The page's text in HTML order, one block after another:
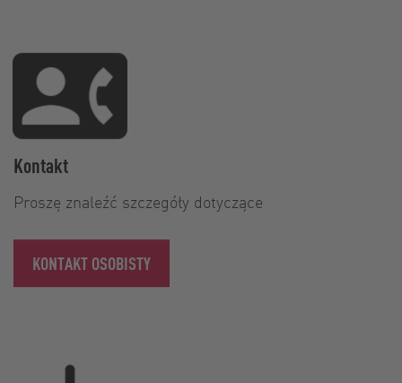
Kontakt
Proszę znaleźć szczegóły dotyczące
KONTAKT OSOBISTY